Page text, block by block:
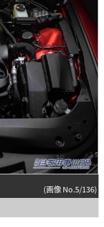
(画像 No.5/136)